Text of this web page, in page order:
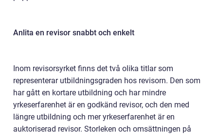
Anlita en revisor snabbt och enkelt
Inom revisorsyrket finns det två olika titlar som
representerar utbildningsgraden hos revisorn. Den som
har gått en kortare utbildning och har mindre
yrkeserfarenhet är en godkänd revisor, och den med
längre utbildning och mer yrkeserfarenhet är en
auktoriserad revisor. Storleken och omsättningen på